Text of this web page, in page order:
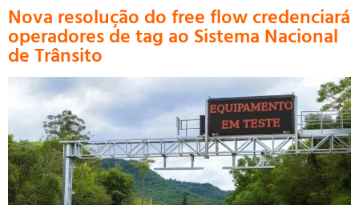
Nova resolução do free flow credenciará
operadores de tag ao Sistema Nacional
de Trânsito